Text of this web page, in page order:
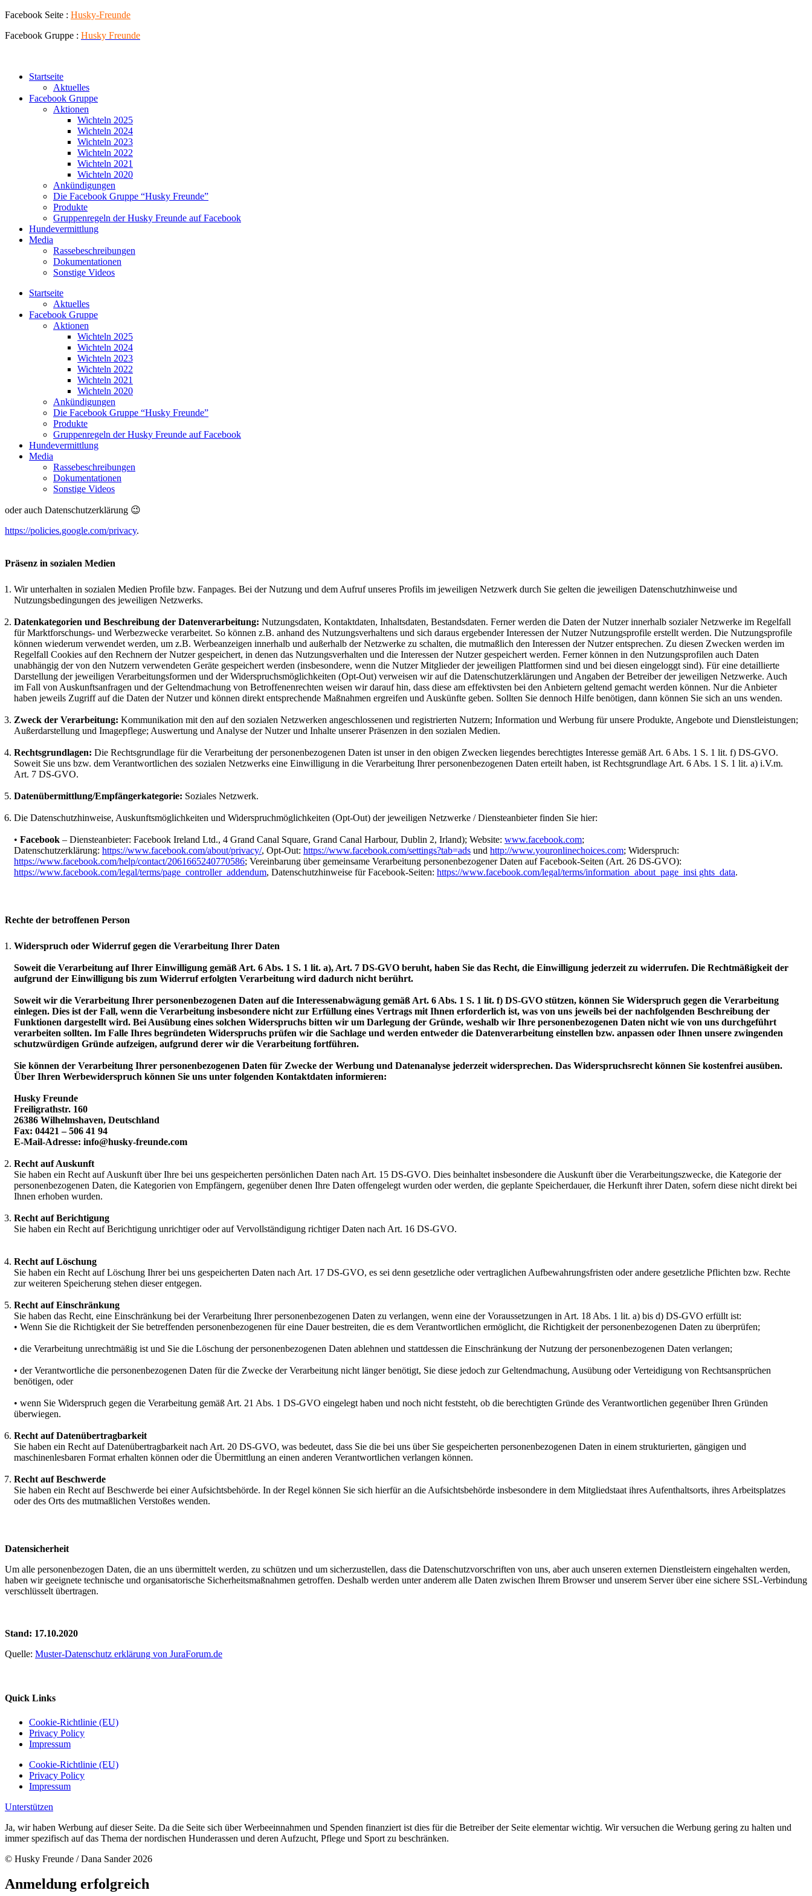
Zum
springen
Facebook Seite : Husky-Freunde
Facebook Gruppe : Husky Freunde
Startseite
Aktuelles
Facebook Gruppe
Aktionen
Wichteln 2025
Wichteln 2024
Wichteln 2023
Wichteln 2022
Wichteln 2021
Wichteln 2020
Ankündigungen
Die Facebook Gruppe “Husky Freunde”
Produkte
Gruppenregeln der Husky Freunde auf Facebook
Hundevermittlung
Media
Rassebeschreibungen
Dokumentationen
Sonstige Videos
Startseite
Aktuelles
Facebook Gruppe
Aktionen
Wichteln 2025
Wichteln 2024
Wichteln 2023
Wichteln 2022
Wichteln 2021
Wichteln 2020
Ankündigungen
Die Facebook Gruppe “Husky Freunde”
Produkte
Gruppenregeln der Husky Freunde auf Facebook
Hundevermittlung
Media
Rassebeschreibungen
Dokumentationen
Sonstige Videos
oder auch Datenschutzerklärung 😉
https://policies.google.com/privacy.
Präsenz in sozialen Medien
Wir unterhalten in sozialen Medien Profile bzw. Fanpages. Bei der Nutzung und dem Aufruf unseres Profils im jeweiligen Netzwerk durch Sie gelten die jeweiligen Datenschutzhinweise und
Nutzungsbedingungen des jeweiligen Netzwerks.
Datenkategorien und Beschreibung der Datenverarbeitung: Nutzungsdaten, Kontaktdaten, Inhaltsdaten, Bestandsdaten. Ferner werden die Daten der Nutzer innerhalb sozialer Netzwerke im Regelfall
für Marktforschungs- und Werbezwecke verarbeitet. So können z.B. anhand des Nutzungsverhaltens und sich daraus ergebender Interessen der Nutzer Nutzungsprofile erstellt werden. Die Nutzungsprofile
können wiederum verwendet werden, um z.B. Werbeanzeigen innerhalb und außerhalb der Netzwerke zu schalten, die mutmaßlich den Interessen der Nutzer entsprechen. Zu diesen Zwecken werden im
Regelfall Cookies auf den Rechnern der Nutzer gespeichert, in denen das Nutzungsverhalten und die Interessen der Nutzer gespeichert werden. Ferner können in den Nutzungsprofilen auch Daten
unabhängig der von den Nutzern verwendeten Geräte gespeichert werden (insbesondere, wenn die Nutzer Mitglieder der jeweiligen Plattformen sind und bei diesen eingeloggt sind). Für eine detaillierte
Darstellung der jeweiligen Verarbeitungsformen und der Widerspruchsmöglichkeiten (Opt-Out) verweisen wir auf die Datenschutzerklärungen und Angaben der Betreiber der jeweiligen Netzwerke. Auch
im Fall von Auskunftsanfragen und der Geltendmachung von Betroffenenrechten weisen wir darauf hin, dass diese am effektivsten bei den Anbietern geltend gemacht werden können. Nur die Anbieter
haben jeweils Zugriff auf die Daten der Nutzer und können direkt entsprechende Maßnahmen ergreifen und Auskünfte geben. Sollten Sie dennoch Hilfe benötigen, dann können Sie sich an uns wenden.
Zweck der Verarbeitung: Kommunikation mit den auf den sozialen Netzwerken angeschlossenen und registrierten Nutzern; Information und Werbung für unsere Produkte, Angebote und Dienstleistungen;
Außerdarstellung und Imagepflege; Auswertung und Analyse der Nutzer und Inhalte unserer Präsenzen in den sozialen Medien.
Rechtsgrundlagen: Die Rechtsgrundlage für die Verarbeitung der personenbezogenen Daten ist unser in den obigen Zwecken liegendes berechtigtes Interesse gemäß Art. 6 Abs. 1 S. 1 lit. f) DS-GVO.
Soweit Sie uns bzw. dem Verantwortlichen des sozialen Netzwerks eine Einwilligung in die Verarbeitung Ihrer personenbezogenen Daten erteilt haben, ist Rechtsgrundlage Art. 6 Abs. 1 S. 1 lit. a) i.V.m.
Art. 7 DS-GVO.
Datenübermittlung/Empfängerkategorie: Soziales Netzwerk.
Die Datenschutzhinweise, Auskunftsmöglichkeiten und Widerspruchmöglichkeiten (Opt-Out) der jeweiligen Netzwerke / Diensteanbieter finden Sie hier:
• Facebook – Diensteanbieter: Facebook Ireland Ltd., 4 Grand Canal Square, Grand Canal Harbour, Dublin 2, Irland); Website: www.facebook.com;
Datenschutzerklärung: https://www.facebook.com/about/privacy/, Opt-Out: https://www.facebook.com/settings?tab=ads und http://www.youronlinechoices.com; Widerspruch:
https://www.facebook.com/help/contact/2061665240770586; Vereinbarung über gemeinsame Verarbeitung personenbezogener Daten auf Facebook-Seiten (Art. 26 DS-GVO):
https://www.facebook.com/legal/terms/page_controller_addendum, Datenschutzhinweise für Facebook-Seiten: https://www.facebook.com/legal/terms/information_about_page_insi ghts_data.
Rechte der betroffenen Person
Widerspruch oder Widerruf gegen die Verarbeitung Ihrer Daten
Soweit die Verarbeitung auf Ihrer Einwilligung gemäß Art. 6 Abs. 1 S. 1 lit. a), Art. 7 DS-GVO beruht, haben Sie das Recht, die Einwilligung jederzeit zu widerrufen. Die Rechtmäßigkeit der
aufgrund der Einwilligung bis zum Widerruf erfolgten Verarbeitung wird dadurch nicht berührt.
Soweit wir die Verarbeitung Ihrer personenbezogenen Daten auf die Interessenabwägung gemäß Art. 6 Abs. 1 S. 1 lit. f) DS-GVO stützen, können Sie Widerspruch gegen die Verarbeitung
einlegen. Dies ist der Fall, wenn die Verarbeitung insbesondere nicht zur Erfüllung eines Vertrags mit Ihnen erforderlich ist, was von uns jeweils bei der nachfolgenden Beschreibung der
Funktionen dargestellt wird. Bei Ausübung eines solchen Widerspruchs bitten wir um Darlegung der Gründe, weshalb wir Ihre personenbezogenen Daten nicht wie von uns durchgeführt
verarbeiten sollten. Im Falle Ihres begründeten Widerspruchs prüfen wir die Sachlage und werden entweder die Datenverarbeitung einstellen bzw. anpassen oder Ihnen unsere zwingenden
schutzwürdigen Gründe aufzeigen, aufgrund derer wir die Verarbeitung fortführen.
Sie können der Verarbeitung Ihrer personenbezogenen Daten für Zwecke der Werbung und Datenanalyse jederzeit widersprechen. Das Widerspruchsrecht können Sie kostenfrei ausüben.
Über Ihren Werbewiderspruch können Sie uns unter folgenden Kontaktdaten informieren:
Husky Freunde
Freiligrathstr. 160
26386 Wilhelmshaven, Deutschland
Fax: 04421 – 506 41 94
E-Mail-Adresse: info@husky-freunde.com
Recht auf Auskunft
Sie haben ein Recht auf Auskunft über Ihre bei uns gespeicherten persönlichen Daten nach Art. 15 DS-GVO. Dies beinhaltet insbesondere die Auskunft über die Verarbeitungszwecke, die Kategorie der
personenbezogenen Daten, die Kategorien von Empfängern, gegenüber denen Ihre Daten offengelegt wurden oder werden, die geplante Speicherdauer, die Herkunft ihrer Daten, sofern diese nicht direkt bei
Ihnen erhoben wurden.
Recht auf Berichtigung
Sie haben ein Recht auf Berichtigung unrichtiger oder auf Vervollständigung richtiger Daten nach Art. 16 DS-GVO.
Recht auf Löschung
Sie haben ein Recht auf Löschung Ihrer bei uns gespeicherten Daten nach Art. 17 DS-GVO, es sei denn gesetzliche oder vertraglichen Aufbewahrungsfristen oder andere gesetzliche Pflichten bzw. Rechte
zur weiteren Speicherung stehen dieser entgegen.
Recht auf Einschränkung
Sie haben das Recht, eine Einschränkung bei der Verarbeitung Ihrer personenbezogenen Daten zu verlangen, wenn eine der Voraussetzungen in Art. 18 Abs. 1 lit. a) bis d) DS-GVO erfüllt ist:
• Wenn Sie die Richtigkeit der Sie betreffenden personenbezogenen für eine Dauer bestreiten, die es dem Verantwortlichen ermöglicht, die Richtigkeit der personenbezogenen Daten zu überprüfen;
• die Verarbeitung unrechtmäßig ist und Sie die Löschung der personenbezogenen Daten ablehnen und stattdessen die Einschränkung der Nutzung der personenbezogenen Daten verlangen;
• der Verantwortliche die personenbezogenen Daten für die Zwecke der Verarbeitung nicht länger benötigt, Sie diese jedoch zur Geltendmachung, Ausübung oder Verteidigung von Rechtsansprüchen
benötigen, oder
• wenn Sie Widerspruch gegen die Verarbeitung gemäß Art. 21 Abs. 1 DS-GVO eingelegt haben und noch nicht feststeht, ob die berechtigten Gründe des Verantwortlichen gegenüber Ihren Gründen
überwiegen.
Recht auf Datenübertragbarkeit
Sie haben ein Recht auf Datenübertragbarkeit nach Art. 20 DS-GVO, was bedeutet, dass Sie die bei uns über Sie gespeicherten personenbezogenen Daten in einem strukturierten, gängigen und
maschinenlesbaren Format erhalten können oder die Übermittlung an einen anderen Verantwortlichen verlangen können.
Recht auf Beschwerde
Sie haben ein Recht auf Beschwerde bei einer Aufsichtsbehörde. In der Regel können Sie sich hierfür an die Aufsichtsbehörde insbesondere in dem Mitgliedstaat ihres Aufenthaltsorts, ihres Arbeitsplatzes
oder des Orts des mutmaßlichen Verstoßes wenden.
Datensicherheit
Um alle personenbezogen Daten, die an uns übermittelt werden, zu schützen und um sicherzustellen, dass die Datenschutzvorschriften von uns, aber auch unseren externen Dienstleistern eingehalten werden,
haben wir geeignete technische und organisatorische Sicherheitsmaßnahmen getroffen. Deshalb werden unter anderem alle Daten zwischen Ihrem Browser und unserem Server über eine sichere SSL-Verbindung
verschlüsselt übertragen.
Stand: 17.10.2020
Quelle: Muster-Datenschutz erklärung von JuraForum.de
Quick Links
Cookie-Richtlinie (EU)
Privacy Policy
Impressum
Cookie-Richtlinie (EU)
Privacy Policy
Impressum
Unterstützen
Ja, wir haben Werbung auf dieser Seite. Da die Seite sich über Werbeeinnahmen und Spenden finanziert ist dies für die Betreiber der Seite elementar wichtig. Wir versuchen die Werbung gering zu halten und
immer spezifisch auf das Thema der nordischen Hunderassen und deren Aufzucht, Pflege und Sport zu beschränken.
© Husky Freunde / Dana Sander 2026
Anmeldung erfolgreich